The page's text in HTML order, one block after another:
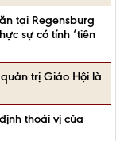
tại Regensburg
sự có tính ‘tiên
trị Giáo Hội là
thoái vị của